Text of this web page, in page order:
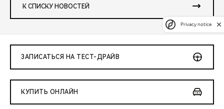
К СПИСКУ НОВОСТЕЙ
ЗАПИСАТЬСЯ НА ТЕСТ-ДРАЙВ
КУПИТЬ ОНЛАЙН
Privacy notice